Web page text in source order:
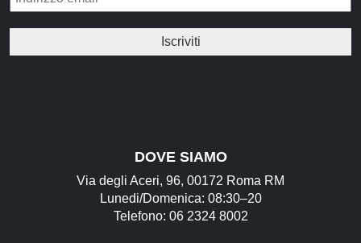
DOVE SIAMO
Via degli Aceri, 96, 00172 Roma RM
Lunedi/Domenica: 08:30–20
Telefono: 06 2324 8002